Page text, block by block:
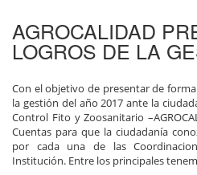
AGROCALIDAD
LOGROS DE LA
Con el objetivo de presentar de
la gestión del año 2017 ante la
Control Fito y Zoosanitario
Cuentas para que la ciudadanía
por cada una de las
Institución. Entre los principales